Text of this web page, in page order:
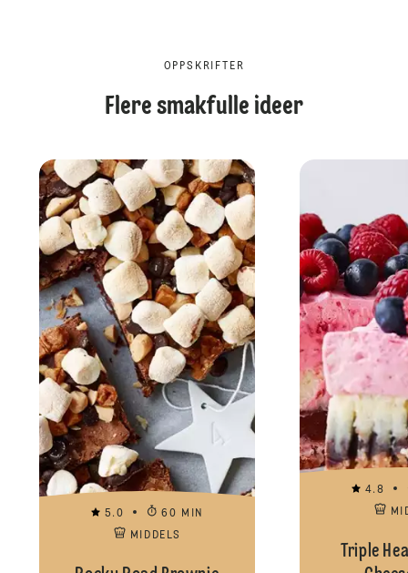
OPPSKRIFTER
Flere smakfulle ideer
5.0
60 MIN
MIDDELS
4.8
Triple